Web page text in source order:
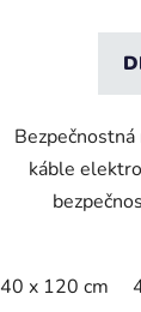
káble
40 x 120 cm